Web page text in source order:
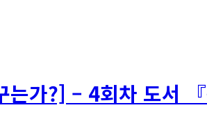
가?] – 4회차 도서 『